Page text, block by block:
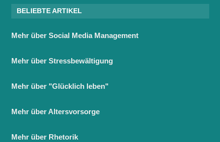
BELIEBTE ARTIKEL
Mehr über Social Media Management
Mehr über Stressbewältigung
Mehr über "Glücklich leben"
Mehr über Altersvorsorge
Mehr über Rhetorik